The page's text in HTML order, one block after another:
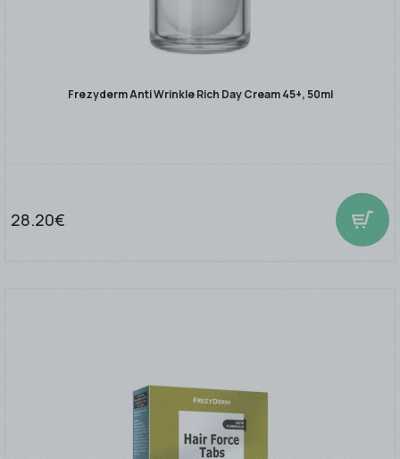
Frezyderm Anti Wrinkle Rich Day Cream 45+, 50ml
28.20€